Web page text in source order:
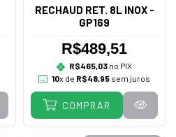
RECHAUD RET. 8L INOX -
GP169
R$489,51
R$465,03 no PIX
10x de R$48,95 sem juros
COMPRAR